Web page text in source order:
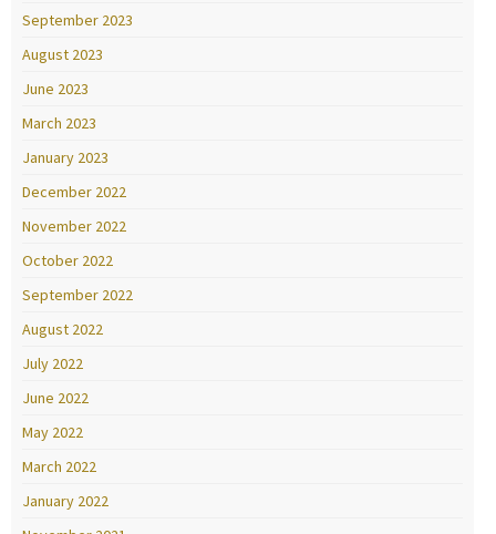
September 2023
August 2023
June 2023
March 2023
January 2023
December 2022
November 2022
October 2022
September 2022
August 2022
July 2022
June 2022
May 2022
March 2022
January 2022